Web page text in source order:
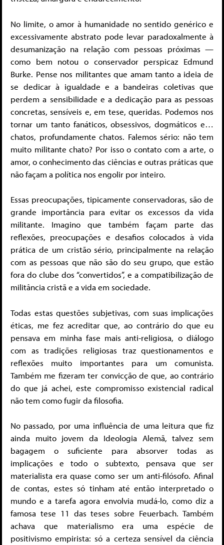
No limite, o amor à humanidade no sentido genérico e
excessivamente abstrato pode levar paradoxalmente à
desumanização na relação com pessoas próximas —
como bem notou o conservador perspicaz Edmund
Burke. Pense nos militantes que amam tanto a ideia de
se dedicar à igualdade e a bandeiras coletivas que
perdem a sensibilidade e a dedicação para as pessoas
concretas, sensíveis e, em tese, queridas. Podemos nos
tornar um tanto fanáticos, obsessivos, dogmáticos e…
chatos, profundamente chatos. Falemos sério: não tem
muito militante chato? Por isso o contato com a arte, o
amor, o conhecimento das ciências e outras práticas que
não façam a política nos engolir por inteiro.
Essas preocupações, tipicamente conservadoras, são de
grande importância para evitar os excessos da vida
militante. Imagino que também façam parte das
reflexões, preocupações e desafios colocados à vida
prática de um cristão sério, principalmente na relação
com as pessoas que não são do seu grupo, que estão
fora do clube dos “convertidos”, e a compatibilização de
militância cristã e a vida em sociedade.
Todas estas questões subjetivas, com suas implicações
éticas, me fez acreditar que, ao contrário do que eu
pensava em minha fase mais anti-religiosa, o diálogo
com as tradições religiosas traz questionamentos e
reflexões muito importantes para um comunista.
Também me fizeram ter convicção de que, ao contrário
do que já achei, este compromisso existencial radical
não tem como fugir da filosofia.
No passado, por uma influência de uma leitura que fiz
ainda muito jovem da Ideologia Alemã, talvez sem
bagagem o suficiente para absorver todas as
implicações e todo o subtexto, pensava que ser
materialista era quase como ser um anti-filósofo. Afinal
de contas, estes só tinham até então interpretado o
mundo e a tarefa agora envolvia mudá-lo, como diz a
famosa tese 11 das teses sobre Feuerbach. Também
achava que materialismo era uma espécie de
positivismo empirista: só a certeza sensível da ciência